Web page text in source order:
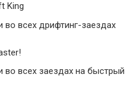
King
всех дрифтинг-заездах
во всех заездах на быстрый